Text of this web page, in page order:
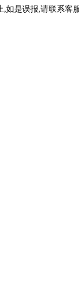
,如是误报,请联系客